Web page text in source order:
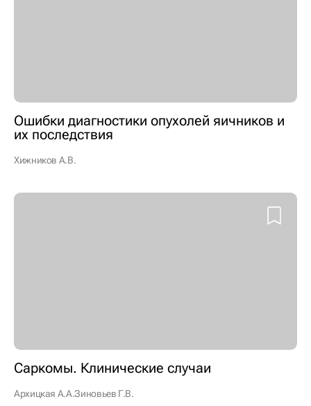
Ошибки диагностики опухолей яичников и
их последствия
Хижников А.В.
Саркомы. Клинические случаи
Архицкая А.А.Зиновьев Г.В.